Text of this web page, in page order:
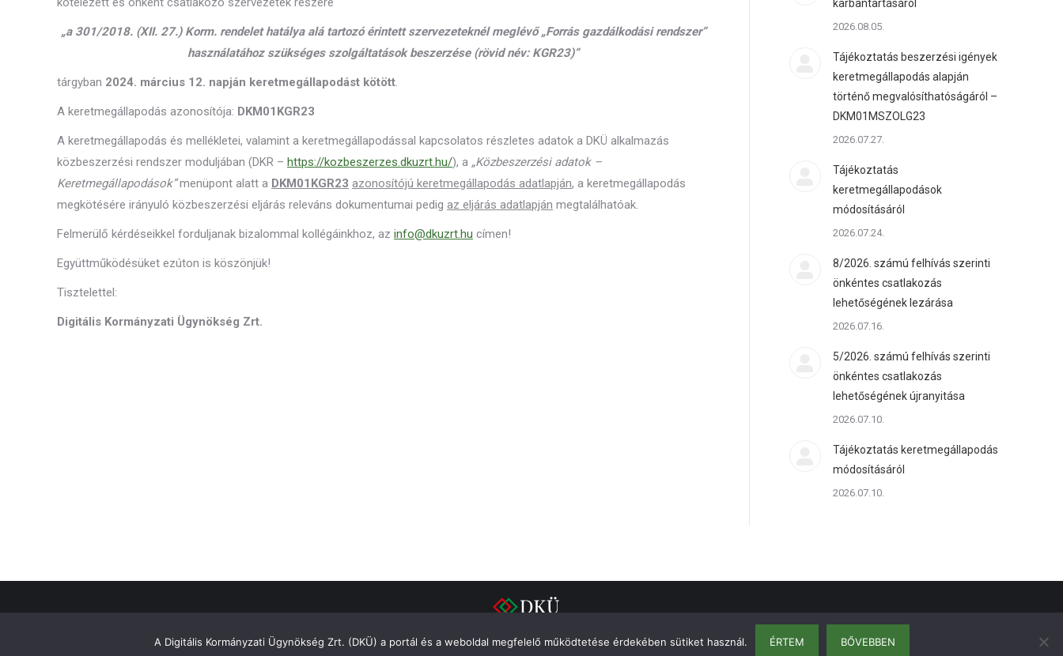
„a 301/2018. (XII. 27.) Korm. rendelet hatálya alá tartozó érintett szervezeteknél meglévő „Forrás gazdálkodási rendszer”
használatához szükséges szolgáltatások beszerzése (rövid név: KGR23)”
tárgyban 2024. március 12. napján keretmegállapodást kötött.
A keretmegállapodás azonosítója: DKM01KGR23
A keretmegállapodás és mellékletei, valamint a keretmegállapodással kapcsolatos részletes adatok a DKÜ alkalmazás
közbeszerzési rendszer moduljában (DKR – https://kozbeszerzes.dkuzrt.hu/), a „Közbeszerzési adatok –
Keretmegállapodások”menüpont alatt a DKM01KGR23 azonosítójú keretmegállapodás adatlapján, a keretmegállapodás
megkötésére irányuló közbeszerzési eljárás releváns dokumentumai pedig az eljárás adatlapján megtalálhatóak.
Felmerülő kérdéseikkel forduljanak bizalommal kollégáinkhoz, az info@dkuzrt.hu címen!
Együttműködésüket ezúton is köszönjük!
Tisztelettel:
Digitális Kormányzati Ügynökség Zrt.
karbantartásáról
2026.08.05.
Tájékoztatás beszerzési igények
keretmegállapodás alapján
történő megvalósíthatóságáról –
DKM01MSZOLG23
2026.07.27.
Tájékoztatás
keretmegállapodások
módosításáról
2026.07.24.
8/2026. számú felhívás szerinti
önkéntes csatlakozás
lehetőségének lezárása
2026.07.16.
5/2026. számú felhívás szerinti
önkéntes csatlakozás
lehetőségének újranyitása
2026.07.10.
Tájékoztatás keretmegállapodás
módosításáról
2026.07.10.
A Digitális Kormányzati Ügynökség Zrt. (DKÜ) a portál és a weboldal megfelelő működtetése érdekében sütiket használ. ÉRTEM BŐVEBBEN